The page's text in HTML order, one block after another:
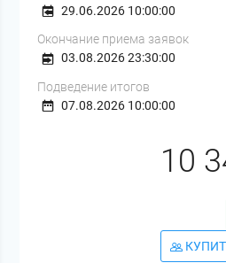
29.06.2026 10:00:00
Окончание приема заявок
03.08.2026 23:30:00
Подведение итогов
07.08.2026 10:00:00
10